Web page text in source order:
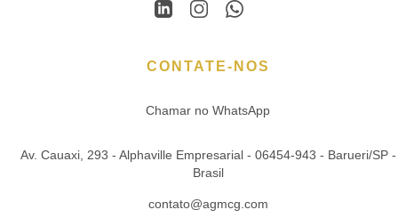
CONTATE-NOS
Chamar no WhatsApp
Av. Cauaxi, 293 - Alphaville Empresarial - 06454-943 - Barueri/SP -
Brasil
contato@agmcg.com